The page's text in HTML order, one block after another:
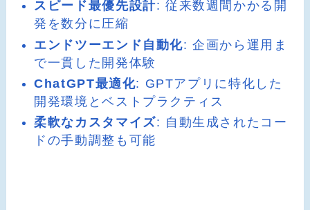
スピード最優先設計: 従来数週間かかる開
発を数分に圧縮
エンドツーエンド自動化: 企画から運用ま
で一貫した開発体験
ChatGPT最適化: GPTアプリに特化した
開発環境とベストプラクティス
柔軟なカスタマイズ: 自動生成されたコー
ドの手動調整も可能